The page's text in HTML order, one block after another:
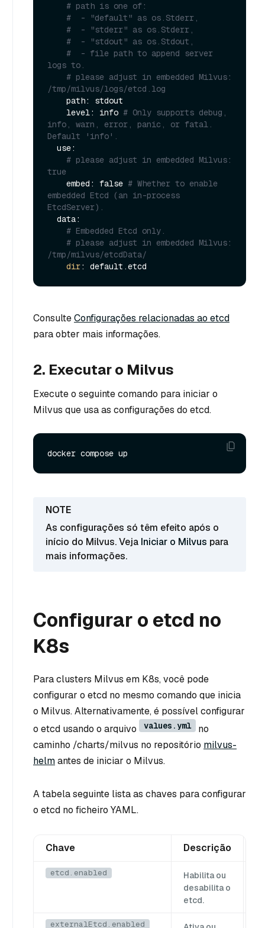
# path is one of:
#  - "default" as os.Stderr,
#  - "stderr" as os.Stderr,
#  - "stdout" as os.Stdout,
#  - file path to append server
logs to.
# please adjust in embedded Milvus:
/tmp/milvus/logs/etcd.log
    level: info
# Only supports debug,
info, warn, error, panic, or fatal.
Default 'info'.
# please adjust in embedded Milvus:
true
    embed: false
# Whether to enable
embedded Etcd (an in-process
EtcdServer).
# Embedded Etcd only.
# please adjust in embedded Milvus:
/tmp/milvus/etcdData/
dir
ConsulteConfigurações relacionadas ao etcd
para obter mais informações.
2. Executar o Milvus
Execute o seguinte comando para iniciar o
Milvus que usa as configurações do etcd.
As configurações só têm efeito após o
início do Milvus. Veja Iniciar o Milvus para
mais informações.
Configurar o etcd no
K8s
Para clusters Milvus em K8s, você pode
configurar o etcd no mesmo comando que inicia
o Milvus. Alternativamente, é possível configurar
o etcd usando o arquivo
values.yml
no
caminho /charts/milvus no repositório milvus-
helmantes de iniciar o Milvus.
A tabela seguinte lista as chaves para configurar
o etcd no ficheiro YAML.
Chave Descrição
etcd.enabled
Habilita ou
desabilita o
etcd.
externalEtcd.enabled